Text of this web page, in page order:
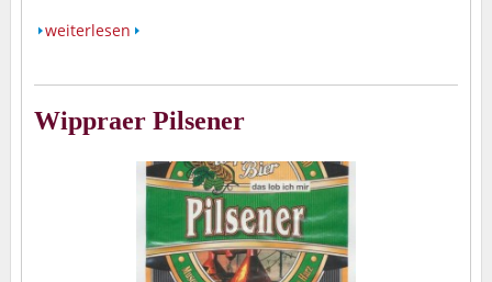
weiterlesen
Wippraer Pilsener